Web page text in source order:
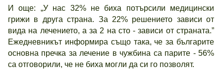
И още: „У нас 32% не биха потърсили медицински
грижи в друга страна. За 22% решението зависи от
вида на лечението, а за 2 на сто - зависи от страната.”
Ежедневникът информира също така, че за българите
основна пречка за лечение в чужбина са парите - 56%
са отговорили, че не биха могли да си го позволят.